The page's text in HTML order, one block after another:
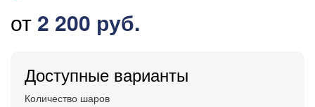
от 2 200 руб.
Доступные варианты
Количество шаров